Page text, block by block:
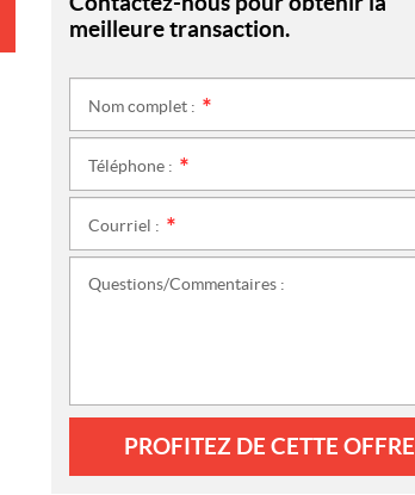
meilleure transaction.
Nom complet :
Téléphone :
Courriel :
Questions/Commentaires :
PROFITEZ DE CETTE OFFRE